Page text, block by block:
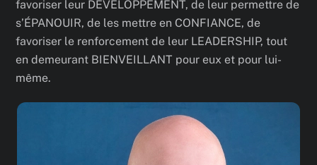
favoriser leur DÉVELOPPEMENT, de leur permettre de
s’ÉPANOUIR, de les mettre en CONFIANCE, de
favoriser le renforcement de leur LEADERSHIP, tout
en demeurant BIENVEILLANT pour eux et pour lui-
même.